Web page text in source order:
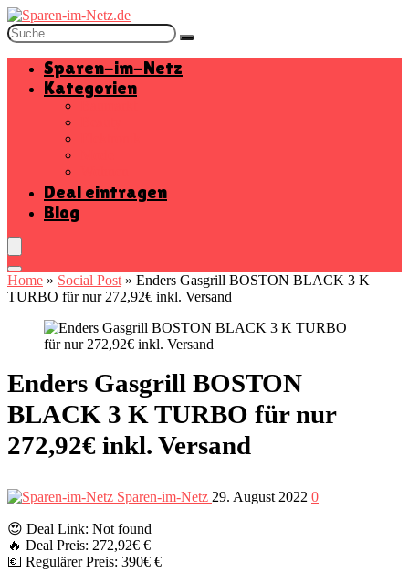
Sparen-im-Netz
Kategorien
Deal eintragen
Blog
Home » Social Post » Enders Gasgrill BOSTON BLACK 3 K
TURBO für nur 272,92€ inkl. Versand
Enders Gasgrill BOSTON
BLACK 3 K TURBO für nur
272,92€ inkl. Versand
Sparen-im-Netz 29. August 2022 0
😍 Deal Link: Not found
🔥 Deal Preis: 272,92€ €
💶 Regulärer Preis: 390€ €